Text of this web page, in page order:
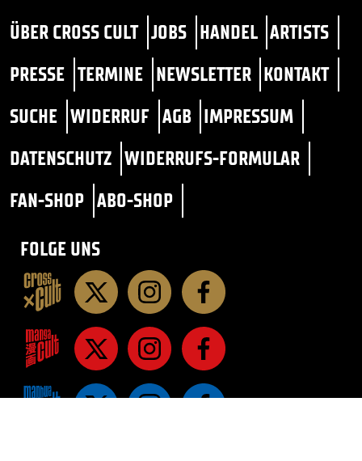
ÜBER CROSS CULT JOBS HANDEL ARTISTS
PRESSE TERMINE NEWSLETTER KONTAKT
SUCHE WIDERRUF AGB IMPRESSUM
DATENSCHUTZ WIDERRUFS-FORMULAR
FAN-SHOP ABO-SHOP
FOLGE UNS